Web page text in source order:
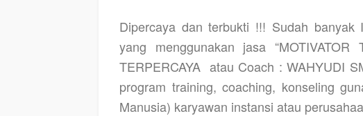
Dipercaya dan terbukti !!! Sudah banyak
yang menggunakan jasa “MOTIVATOR
TERPERCAYA atau Coach : WAHYUDI
program training, coaching, konseling
Manusia) karyawan instansi atau